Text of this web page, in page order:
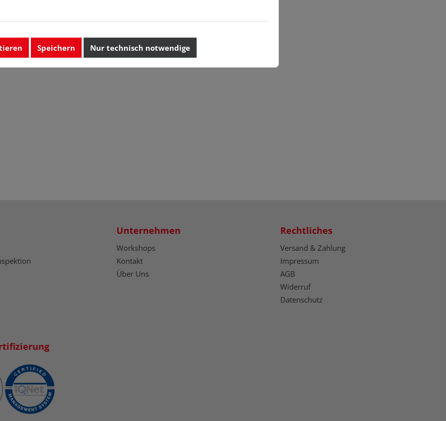
Unternehmen
Workshops
Kontakt
Über Uns
Rechtliches
Versand & Zahlung
Impressum
AGB
Widerruf
Datenschutz
Speichern Nur technisch notwendige